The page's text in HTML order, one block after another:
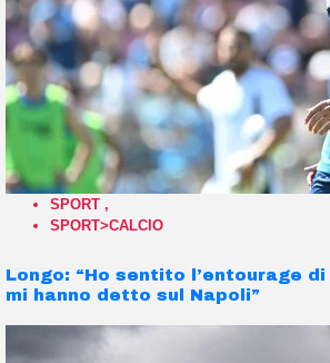
SPORT ,
SPORT>CALCIO
Longo: “Ho sentito l’entourage
mi hanno detto sul Napoli”